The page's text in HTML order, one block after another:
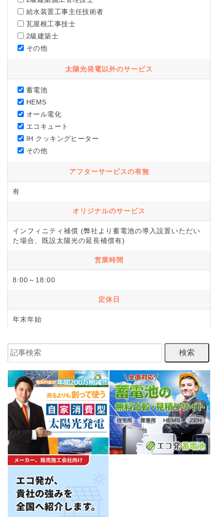
給水装置工事主任技術者
瓦屋根工事技士
2級建築士
その他
太陽光発電以外のサービス
蓄電池
HEMS
オール電化
エコキュート
IH クッキングヒーター
その他
アフターサービスの有無
有
オリジナルのサービス
インフィニティ補償 (弊社より蓄電池の導入設置いただい
た場合、既設太陽光の延長補償有)
営業時間
8:00～18:00
定休日
年末年始